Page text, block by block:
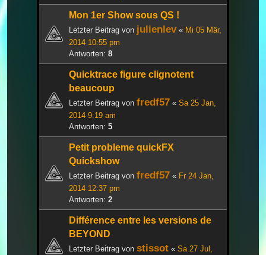
Mon 1er Show sous QS !
Letzter Beitrag von julienlev« Mi 05 Mär,
2014 10:55 pm
Antworten: 8
Quicktrace figure clignotent
beaucoup
Letzter Beitrag von fredf57 « Sa 25 Jan,
2014 9:19 am
Antworten: 5
Petit probleme quickFX
Quickshow
Letzter Beitrag von fredf57 « Fr 24 Jan,
2014 12:37 pm
Antworten: 2
Différence entre les versions de
BEYOND
Letzter Beitrag von stissot « Sa 27 Jul,